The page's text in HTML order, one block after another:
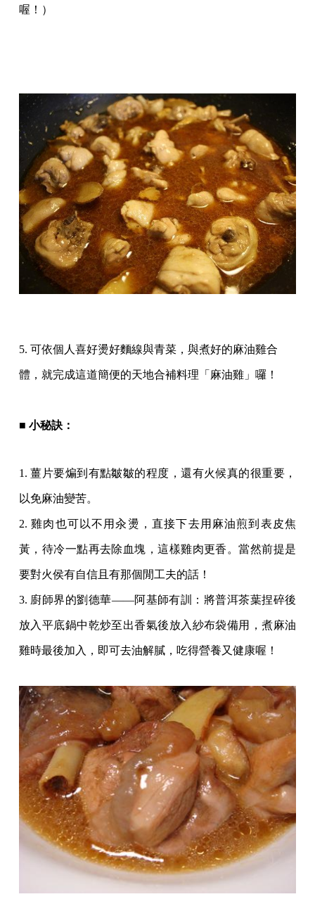
喔！）
5. 可依個人喜好燙好麵線與青菜，與煮好的麻油雞合
體，就完成這道簡便的天地合補料理「麻油雞」囉！
■ 小秘訣：
1. 薑片要煸到有點皺皺的程度，還有火候真的很重要，
以免麻油變苦。
2. 雞肉也可以不用汆燙，直接下去用麻油煎到表皮焦
黃，待冷一點再去除血塊，這樣雞肉更香。當然前提是
要對火侯有自信且有那個閒工夫的話！
3. 廚師界的劉德華——阿基師有訓：將普洱茶葉捏碎後
放入平底鍋中乾炒至出香氣後放入紗布袋備用，煮麻油
雞時最後加入，即可去油解膩，吃得營養又健康喔！